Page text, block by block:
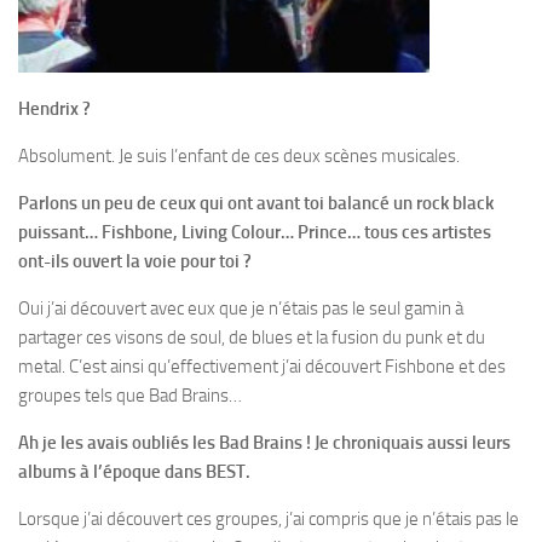
Hendrix ?
Absolument. Je suis l’enfant de ces deux scènes musicales.
Parlons un peu de ceux qui ont avant toi balancé un rock black
puissant… Fishbone, Living Colour… Prince… tous ces artistes
ont-ils ouvert la voie pour toi ?
Oui j’ai découvert avec eux que je n’étais pas le seul gamin à
partager ces visons de soul, de blues et la fusion du punk et du
metal. C’est ainsi qu’effectivement j’ai découvert Fishbone et des
groupes tels que Bad Brains…
Ah je les avais oubliés les Bad Brains ! Je chroniquais aussi leurs
albums à l’époque dans BEST.
Lorsque j’ai découvert ces groupes, j’ai compris que je n’étais pas le